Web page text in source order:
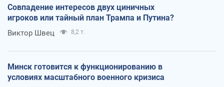
Совпадение интересов двух циничных
игроков или тайный план Трампа и Путина?
Виктор Швец 8,2 т.
Минск готовится к функционированию в
условиях масштабного военного кризиса